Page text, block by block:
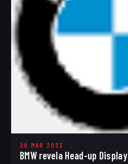
20 MAR 2023
BMW revela Head-up Display